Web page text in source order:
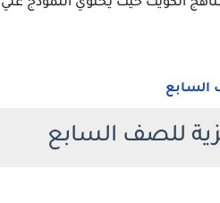
من العام الدراسي 2022-2023 م وفق مناهج الكويت حيت
السابع
للصف السابع